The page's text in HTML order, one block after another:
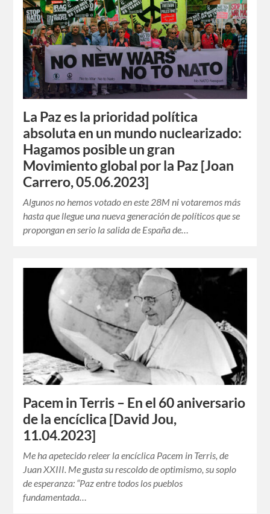
La Paz es la prioridad política
absoluta en un mundo nuclearizado:
Hagamos posible un gran
Movimiento global por la Paz [Joan
Carrero, 05.06.2023]
Algunos no hemos votado en este 28M ni votaremos más
hasta que llegue una nueva generación de políticos que se
propongan en serio la salida de España de…
Pacem in Terris – En el 60 aniversario
de la encíclica [David Jou,
11.04.2023]
Me ha apetecido releer la encíclica Pacem in Terris, de
Juan XXIII. Me gusta su rescoldo de optimismo, su soplo
de esperanza: “Paz entre todos los pueblos
fundamentada…